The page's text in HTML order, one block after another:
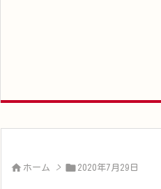
 ホーム >  2020年7月29日